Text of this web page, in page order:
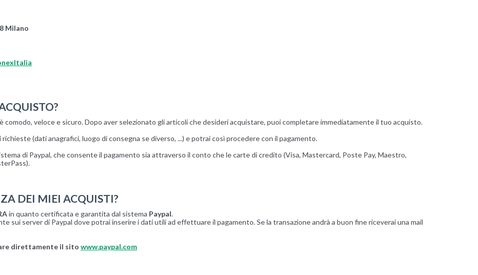
Milano
è comodo, veloce e sicuro. Dopo aver selezionato gli articoli che desideri acquistare, puoi completare immediatamente il tuo acquisto.
(dati anagrafici, luogo di consegna se diverso, ...) e potrai così procedere con il pagamento.
di Paypal, che consente il pagamento sia attraverso il conto che le carte di credito (Visa, Mastercard, Poste Pay, Maestro,
DEI MIEI ACQUISTI?
in quanto certificata e garantita dal sistema Paypal.
sui server di Paypal dove potrai inserire i dati utili ad effettuare il pagamento. Se la transazione andrà a buon fine riceverai una mail
direttamente il sito www.paypal.com